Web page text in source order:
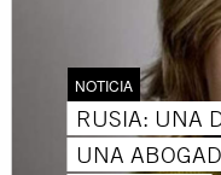
NOTICIA
RUSIA: UNA
UNA